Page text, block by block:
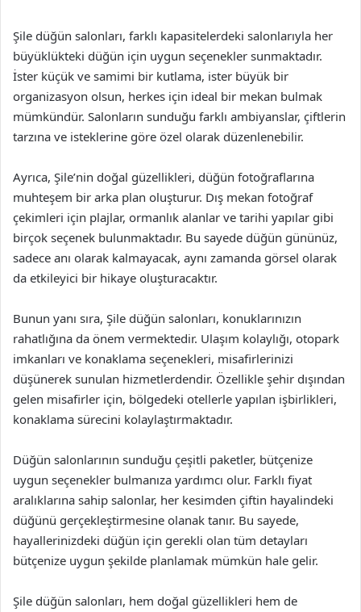
Şile düğün salonları, farklı kapasitelerdeki salonlarıyla her
büyüklükteki düğün için uygun seçenekler sunmaktadır.
İster küçük ve samimi bir kutlama, ister büyük bir
organizasyon olsun, herkes için ideal bir mekan bulmak
mümkündür. Salonların sunduğu farklı ambiyanslar, çiftlerin
tarzına ve isteklerine göre özel olarak düzenlenebilir.
Ayrıca, Şile’nin doğal güzellikleri, düğün fotoğraflarına
muhteşem bir arka plan oluşturur. Dış mekan fotoğraf
çekimleri için plajlar, ormanlık alanlar ve tarihi yapılar gibi
birçok seçenek bulunmaktadır. Bu sayede düğün gününüz,
sadece anı olarak kalmayacak, aynı zamanda görsel olarak
da etkileyici bir hikaye oluşturacaktır.
Bunun yanı sıra, Şile düğün salonları, konuklarınızın
rahatlığına da önem vermektedir. Ulaşım kolaylığı, otopark
imkanları ve konaklama seçenekleri, misafirlerinizi
düşünerek sunulan hizmetlerdendir. Özellikle şehir dışından
gelen misafirler için, bölgedeki otellerle yapılan işbirlikleri,
konaklama sürecini kolaylaştırmaktadır.
Düğün salonlarının sunduğu çeşitli paketler, bütçenize
uygun seçenekler bulmanıza yardımcı olur. Farklı fiyat
aralıklarına sahip salonlar, her kesimden çiftin hayalindeki
düğünü gerçekleştirmesine olanak tanır. Bu sayede,
hayallerinizdeki düğün için gerekli olan tüm detayları
bütçenize uygun şekilde planlamak mümkün hale gelir.
Şile düğün salonları, hem doğal güzellikleri hem de